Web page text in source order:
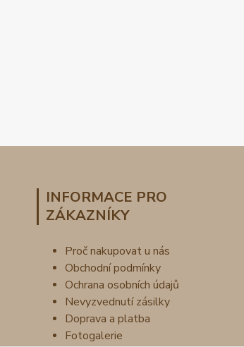
INFORMACE PRO
ZÁKAZNÍKY
Proč nakupovat u nás
Obchodní podmínky
Ochrana osobních údajů
Nevyzvednutí zásilky
Doprava a platba
Fotogalerie